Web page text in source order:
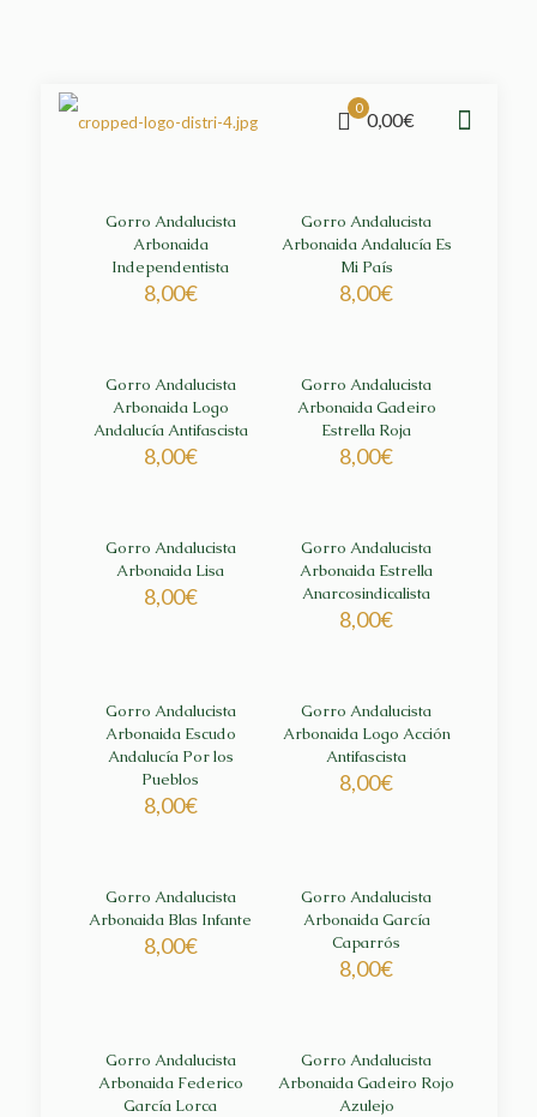
0
0,00€
Gorro Andalucista
Arbonaida
Independentista
8,00€
Gorro Andalucista
Arbonaida Andalucía Es
Mi País
8,00€
Gorro Andalucista
Arbonaida Logo
Andalucía Antifascista
8,00€
Gorro Andalucista
Arbonaida Gadeiro
Estrella Roja
8,00€
Gorro Andalucista
Arbonaida Lisa
8,00€
Gorro Andalucista
Arbonaida Estrella
Anarcosindicalista
8,00€
Gorro Andalucista
Arbonaida Escudo
Andalucía Por los
Pueblos
8,00€
Gorro Andalucista
Arbonaida Logo Acción
Antifascista
8,00€
Gorro Andalucista
Arbonaida Blas Infante
8,00€
Gorro Andalucista
Arbonaida García
Caparrós
8,00€
Gorro Andalucista
Arbonaida Federico
García Lorca
Gorro Andalucista
Arbonaida Gadeiro Rojo
Azulejo